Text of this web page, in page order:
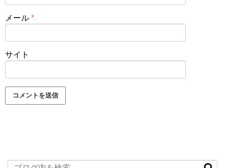
メール *
サイト